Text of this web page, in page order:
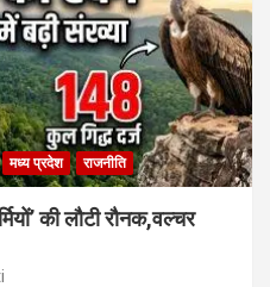
मध्य प्रदेश राजनीति
की लौटी रौनक,वल्चर